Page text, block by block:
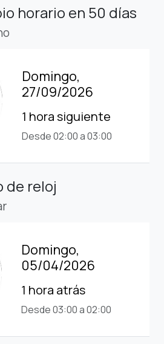
horario en 50 días
Domingo,
27/09/2026
1 hora siguiente
Desde 02:00 a 03:00
de reloj
Domingo,
05/04/2026
1 hora atrás
Desde 03:00 a 02:00